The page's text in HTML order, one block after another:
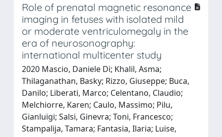
Role of prenatal magnetic resonance
imaging in fetuses with isolated mild
or moderate ventriculomegaly in the
era of neurosonography:
international multicenter study
2020 Mascio, Daniele Di; Khalil, Asma;
Thilaganathan, Basky; Rizzo, Giuseppe; Buca,
Danilo; Liberati, Marco; Celentano, Claudio;
Melchiorre, Karen; Caulo, Massimo; Pilu,
Gianluigi; Salsi, Ginevra; Toni, Francesco;
Stampalija, Tamara; Fantasia, Ilaria; Luise,